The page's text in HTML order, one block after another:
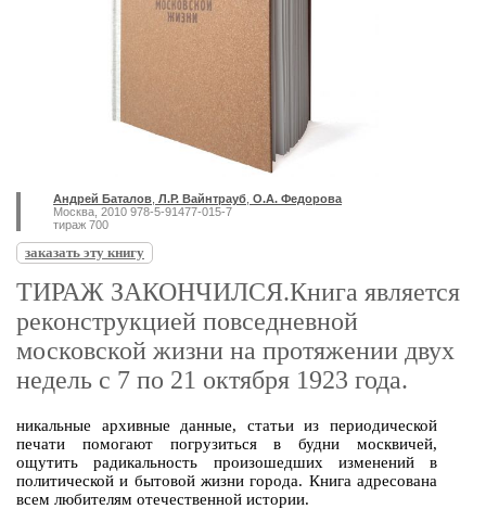
Андрей Баталов Л.Р. Вайнтрауб О.А. Федорова
Москва, 2010 978-5-91477-015-7
тираж 700
заказать эту книгу
ТИРАЖ ЗАКОНЧИЛСЯ.Книга является
реконструкцией повседневной
московской жизни на протяжении двух
недель с 7 по 21 октября 1923 года.
никальные архивные данные, статьи из периодической
печати помогают погрузиться в будни москвичей,
ощутить радикальность произошедших изменений в
политической и бытовой жизни города. Книга адресована
всем любителям отечественной истории.